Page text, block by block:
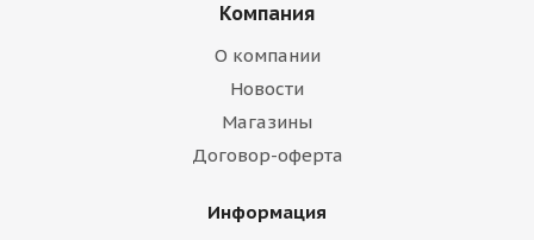
Компания
О компании
Новости
Магазины
Договор-оферта
Информация